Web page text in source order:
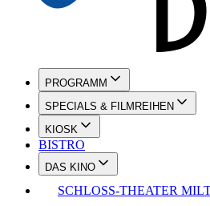
PROGRAMM
SPECIALS & FILMREIHEN
KIOSK
BISTRO
DAS KINO
SCHLOSS-THEATER